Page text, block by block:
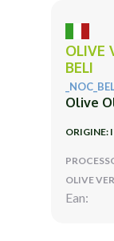
OLIVE
BELI
Olive
ORIGINE:
OLIVE
Ean: